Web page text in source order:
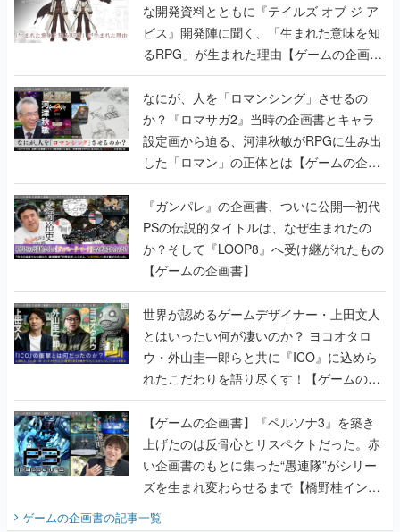
な開発資料とともに『テイルズ オブ ジ ア
ビス』開発陣に聞く、「生まれた意味を知
るRPG」が生まれた理由【ゲームの企画
書】
なにが、人を「ロマンシング」させるの
か？『ロマサガ2』当時の企画書とキャラ
設定画から迫る、河津秋敏がRPGに生み出
した「ロマン」の正体とは【ゲームの企画
書】
『ガンパレ』の企画書、ついに公開━初代
PSの伝説的タイトルは、なぜ生まれたの
か？そして『LOOP8』へ受け継がれたもの
【ゲームの企画書】
世界が認めるゲームデザイナー・上田文人
とはいったい何が凄いのか？ ヨコオタロ
ウ・外山圭一郎らと共に『ICO』に込めら
れたこだわりを語り尽くす！【ゲームの企
画書】
【ゲームの企画書】『ペルソナ3』を築き
上げたのは反骨心とリスペクトだった。赤
い企画書のもとに集った“愚連隊”がシリー
ズを生まれ変わらせるまで【橋野桂インタ
ビュー】
ゲームの企画書の記事一覧